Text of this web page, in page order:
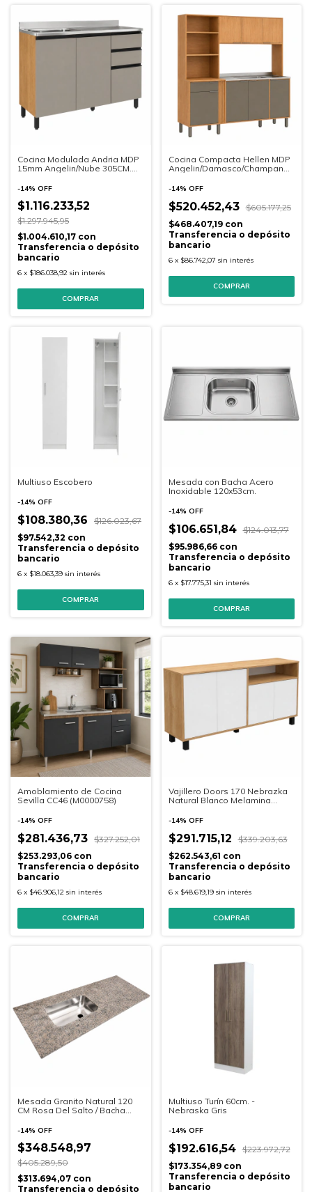
Cocina Modulada Andria MDP
15mm Angelin/Nube 305CM.
-14% OFF
$1.116.233,52
$1.297.945,95
$1.004.610,17 con
Transferencia o depósito
bancario
6 x $186.038,92 sin interés
Cocina Compacta Hellen MDP
Angelin/Damasco/Champan
-14% OFF
$520.452,43 $605.177,25
$468.407,19 con
Transferencia o depósito
bancario
6 x $86.742,07 sin interés
Multiuso Escobero
-14% OFF
$108.380,36
$126.023,67
$97.542,32 con
Transferencia o depósito
bancario
6 x $18.063,39 sin interés
Mesada con Bacha Acero
Inoxidable 120x53cm.
-14% OFF
$106.651,84 $124.013,77
$95.986,66 con
Transferencia o depósito
bancario
6 x $17.775,31 sin interés
COMPRAR
Amoblamiento de Cocina
Sevilla CC46 (M0000758)
-14% OFF
$281.436,73 $327.252,01
$253.293,06 con
Transferencia o depósito
bancario
6 x $46.906,12 sin interés
Vajillero Doors 170 Nebrazka
Natural Blanco Melamina
-14% OFF
$291.715,12
$339.203,63
$262.543,61 con
Transferencia o depósito
bancario
6 x $48.619,19 sin interés
Mesada Granito Natural 120
CM Rosa Del Salto / Bacha
-14% OFF
$348.548,97
$405.289,50
$313.694,07 con
Transferencia o depósito
Multiuso Turín 60cm. -
Nebraska Gris
-14% OFF
$192.616,54 $223.972,72
$173.354,89 con
Transferencia o depósito
bancario